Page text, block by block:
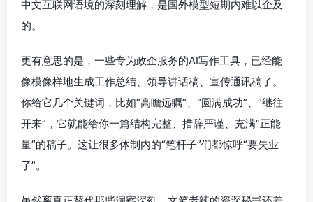
中文互联网语境的深刻理解，是国外模型短期内难以企及
的。
更有意思的是，一些专为政企服务的AI写作工具，已经能
像模像样地生成工作总结、领导讲话稿、宣传通讯稿了。
你给它几个关键词，比如“高瞻远瞩”、“圆满成功”、“继往
开来”，它就能给你一篇结构完整、措辞严谨、充满“正能
量”的稿子。这让很多体制内的“笔杆子”们都惊呼“要失业
了”。